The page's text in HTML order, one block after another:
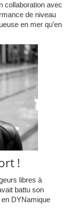
collaboration avec
de niveau
en mer qu’en
!
libres à
battu son
DYNamique